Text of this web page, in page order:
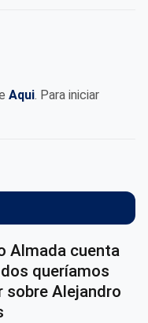
Aqui. Para iniciar
Almada cuenta
queríamos
sobre Alejandro